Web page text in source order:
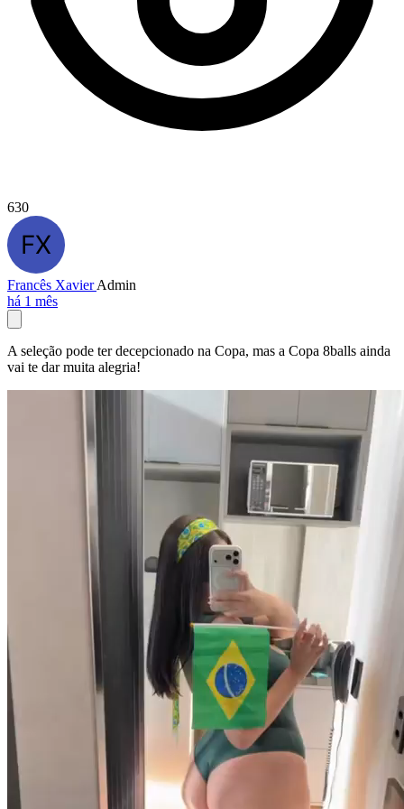
630
Francês XavierAdmin
há 1 mês
A seleção pode ter decepcionado na Copa, mas a Copa 8balls ainda
vai te dar muita alegria!